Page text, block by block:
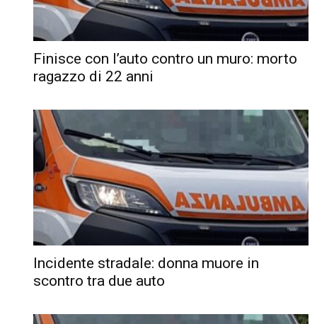
Finisce con l’auto contro un muro: morto
ragazzo di 22 anni
Incidente stradale: donna muore in
scontro tra due auto